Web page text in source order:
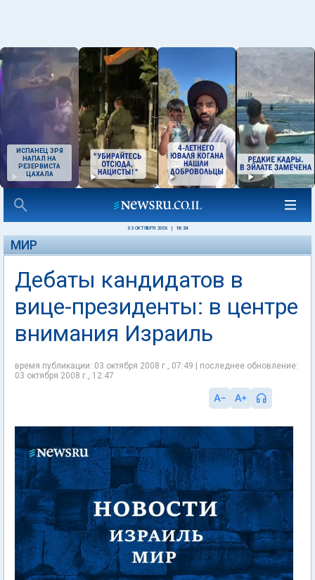
ИСПАНЕЦ ЗРЯ
НАПАЛ НА
РЕЗЕРВИСТА
ЦАХАЛА
03 ОКТЯБРЯ 2008 16:34
МИР
Дебаты кандидатов в
вице-президенты: в центре
внимания Израиль
время публикации: 03 октября 2008 г., 07:49 | последнее обновление:
03 октября 2008 г., 12:47